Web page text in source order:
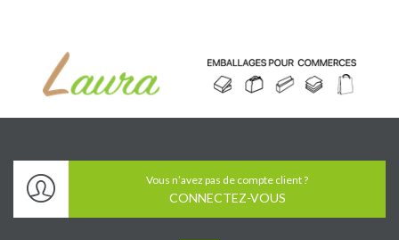
Vous n’avez pas de compte client ?
CONNECTEZ-VOUS